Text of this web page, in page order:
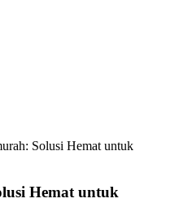
Solusi Hemat untuk
Hemat untuk